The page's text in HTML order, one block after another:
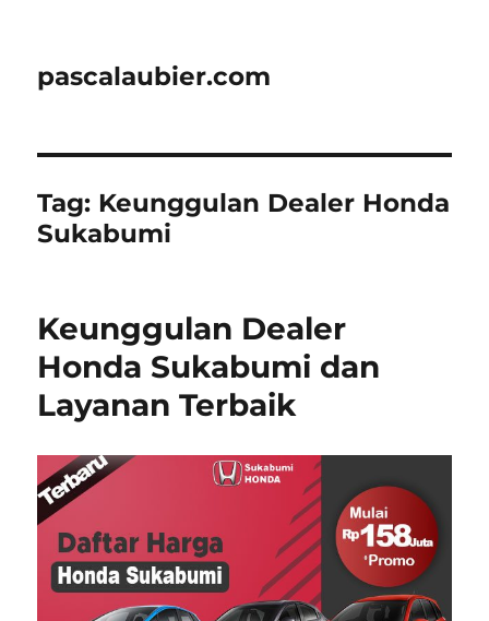
pascalaubier.com
Tag: Keunggulan Dealer Honda
Sukabumi
Keunggulan Dealer
Honda Sukabumi dan
Layanan Terbaik